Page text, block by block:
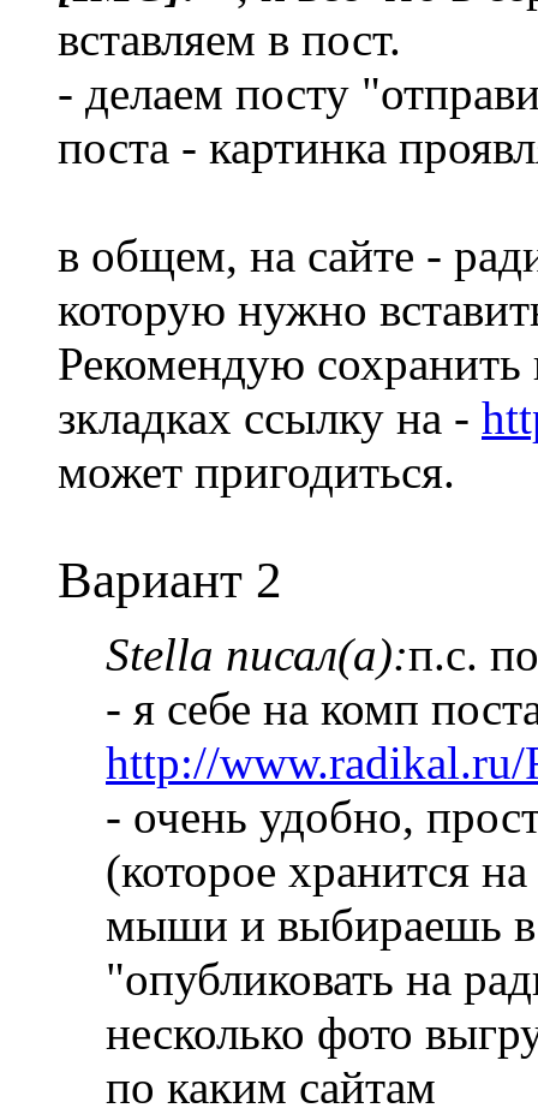
вставляем в пост.
- делаем посту
поста - картинка
в общем, на сайте -
которую нужно
Рекомендую
зкладках ссылку на -
может пригодиться.
Вариант 2
Stella писал(а):п.с.
- я себе на комп
http://www.radikal.ru/
- очень удобно,
(которое хранится
мыши и выбираешь
"опубликовать на
несколько фото
по каким сайтам